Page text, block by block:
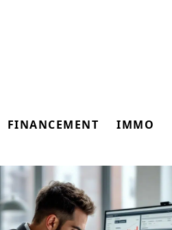
FINANCEMENT IMMO